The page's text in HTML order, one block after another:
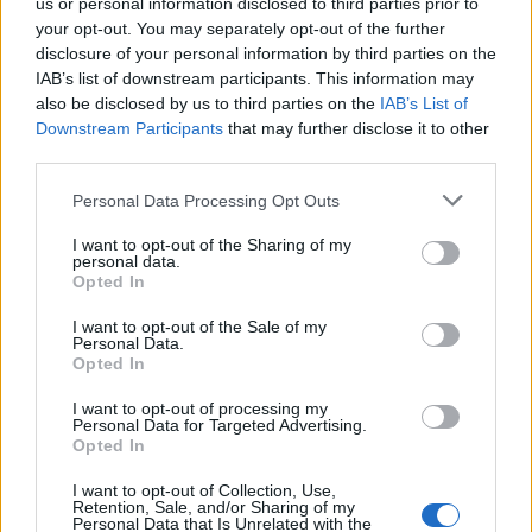
your opt-out. You may separately opt-out of the further
disclosure of your personal information by third parties on the
IAB’s list of downstream participants. This information may
also be disclosed by us to third parties on the IAB’s List of
Downstream Participants that may further disclose it to other
Personal Data Processing Opt Outs
I want to opt-out of the Sharing of my
personal data.
Opted In
I want to opt-out of the Sale of my
Personal Data.
Opted In
I want to opt-out of processing my
Personal Data for Targeted Advertising.
Opted In
I want to opt-out of Collection, Use,
Retention, Sale, and/or Sharing of my
Personal Data that Is Unrelated with the
Daimcookies
2 x Dubbel Daim (112 g)
150 g smör
1½ dl farinsocker
2 st ägg
1 tsk bakpulver
2 tsk vaniljsocker
Instruktioner: